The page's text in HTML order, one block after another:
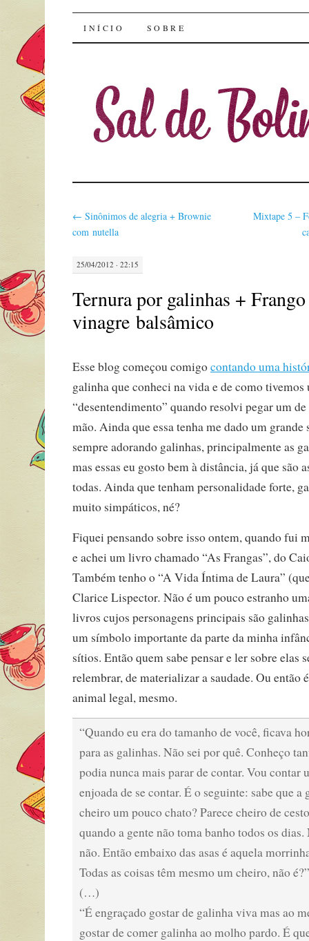
Sal de Bolinha
INÍCIO SOBRE
← Sinônimos de alegria + Brownie
com nutella
Mixtape 5 –
25/04/2012 · 22:15
Ternura por galinhas +
vinagre balsâmico
Esse blog começou comigocontando uma
galinha que conheci na vida e de como tivemos
“desentendimento” quando resolvi pegar um
mão. Ainda que essa tenha me dado um
sempre adorando galinhas, principalmente as
mas essas eu gosto bem à distância, já que são
todas. Ainda que tenham personalidade forte,
muito simpáticos, né?
Fiquei pensando sobre isso ontem, quando fui
e achei um livro chamado “As Frangas”, do
Também tenho o “A Vida Íntima de Laura”
Clarice Lispector. Não é um pouco estranho
livros cujos personagens principais são
um símbolo importante da parte da minha
sítios. Então quem sabe pensar e ler sobre elas
relembrar, de materializar a saudade. Ou então
animal legal, mesmo.
“Quando eu era do tamanho de você, ficava
para as galinhas. Não sei por quê. Conheço
podia nunca mais parar de contar. Vou contar
enjoada de se contar. É o seguinte: sabe que
cheiro um pouco chato? Parece cheiro de
quando a gente não toma banho todos os
não. Então embaixo das asas é aquela
Todas as coisas têm mesmo um cheiro, não é?”
(…)
“É engraçado gostar de galinha viva mas ao
gostar de comer galinha ao molho pardo. É